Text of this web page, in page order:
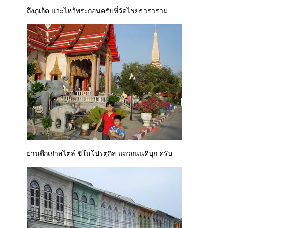
ถึงภูเก็ต แวะไหว้พระก่อนครับที่วัดไชยธาราราม
่านตึกเก่าสไตล์ ชิโนโปรตุกิส แถวถนนดีบุก ครับ